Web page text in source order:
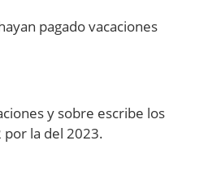
pagado vacaciones
y sobre escribe los
por la del 2023.